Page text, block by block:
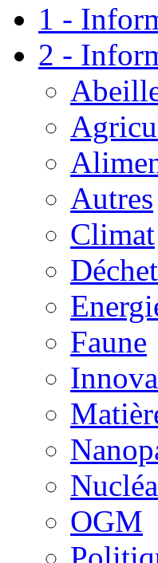
1 -
2 -
Autres
Climat
Faune
OGM